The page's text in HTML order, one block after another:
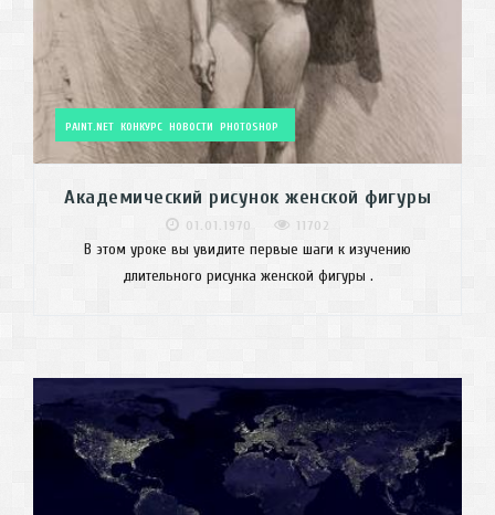
PAINT.NET КОНКУРС НОВОСТИ PHOTOSHOP
Академический рисунок женской фигуры
01.01.1970 11702
В этом уроке вы увидите первые шаги к изучению
длительного рисунка женской фигуры .